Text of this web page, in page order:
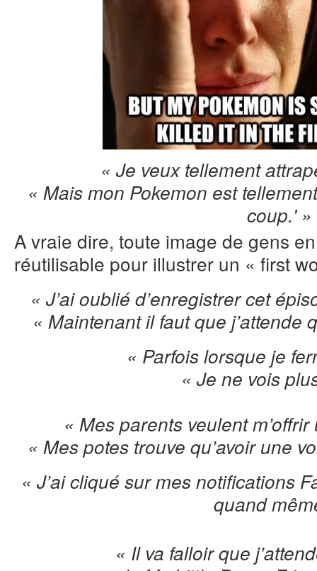
« Je veux tellement
« Mais mon Pokemon est
coup.' »
A vraie dire, toute image de gens
réutilisable pour illustrer un « first
« J’ai oublié d’enregistrer cet
« Maintenant il faut que j’attende
« Parfois lorsque je
« Je ne vois
« Mes parents veulent
« Mes potes trouve qu’avoir une
« J’ai cliqué sur mes notifications
quand
« Il va falloir que